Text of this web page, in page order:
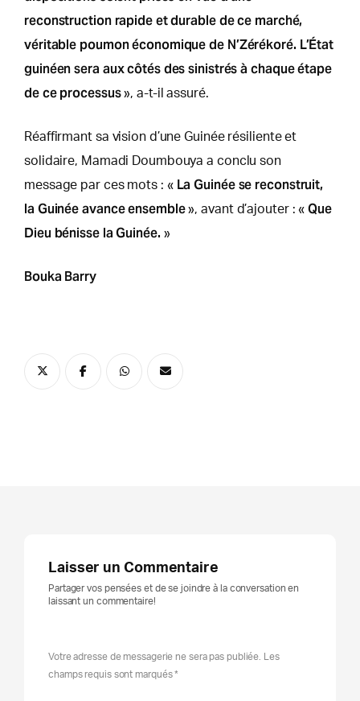
reconstruction rapide et durable de ce marché,
véritable poumon économique de N’Zérékoré. L’État
guinéen sera aux côtés des sinistrés à chaque étape
de ce processus», a-t-il assuré.
Réaffirmant sa vision d’une Guinée résiliente et
solidaire, Mamadi Doumbouya a conclu son
message par ces mots : « La Guinée se reconstruit,
la Guinée avance ensemble», avant d’ajouter : «Que
Dieu bénisse la Guinée. »
Bouka Barry
Laisser un Commentaire
Partager vos pensées et de se joindre à la conversation en
laissant un commentaire!
Votre adresse de messagerie ne sera pas publiée. Les
champs requis sont marqués *